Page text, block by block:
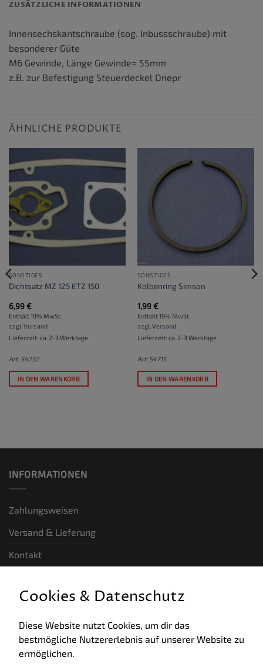
ZUSÄTZLICHE INFORMATIONEN
Innensechskantschraube (sog. Inbussschraube) mit
besonderer Güte
M6 Gewinde, Länge Gewinde= 55mm
z.B. zur Befestigung Steuerdeckel Dnepr
ÄHNLICHE PRODUKTE
SONSTIGES
Dichtsatz MZ 125 ETZ 150
6,99€
Enthält 19% MwSt.
zzgl. Versand
Lieferzeit: ca. 2-3 Werktage
Art: S4732
IN DEN WARENKORB
SONSTIGES
Kolbenring Simson
1,99€
Enthält 19% MwSt.
zzgl. Versand
Lieferzeit: ca. 2-3 Werktage
Art: S4715
IN DEN WARENKORB
INFORMATIONEN
Zahlungsweisen
Versand & Lieferung
Kontakt
Allgemeine Geschäftsbedingungen
Datenschutz
Cookies & Datenschutz
Diese Website nutzt Cookies, um dir das
bestmögliche Nutzererlebnis auf unserer Website zu
ermöglichen.